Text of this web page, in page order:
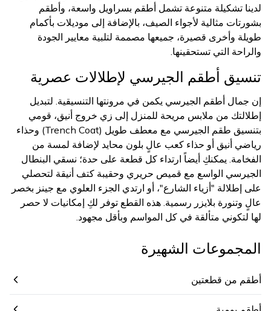
لدينا تشكيلة متنوعة تشمل أطقم بسراويل واسعة، وأطقم
بشورتات مثالية لأجواء الصيف، بالإضافة إلى موديلات بأكمام
طويلة وأخرى قصيرة، جميعها مصممة لتلبية معايير الجودة
والراحة التي تستحقينها.
تنسيق أطقم الجيرسي لإطلالات عصرية
إن جمال أطقم الجيرسي يكمن في مرونتها التنسيقية. لتبديل
إطلالتك من ملابس مريحة للمنزل إلى زي خروج أنيق، قومي
بتنسيق طقم الجيرسي مع معطف طويل (Trench Coat) وحذاء
رياضي أنيق أو حذاء كعب عالٍ بلون محايد لإضافة لمسة من
الفخامة. يمكنكِ أيضاً ارتداء كل قطعة على حدة؛ نسقي البنطال
الجيرسي الواسع مع قميص حريري وحقيبة كتف أنيقة لتحصلي
على إطلالة "أزياء الشارع"، أو ارتدي الجزء العلوي مع جينز بخصر
عالٍ وتنورة بلايزر رسمية. هذه القطع توفر لكِ إمكانيات لا حصر
لها لتكوني متألقة في كل المواسم وبأقل مجهود.
المجموعات الشهيرة
أطقم من قطعتين